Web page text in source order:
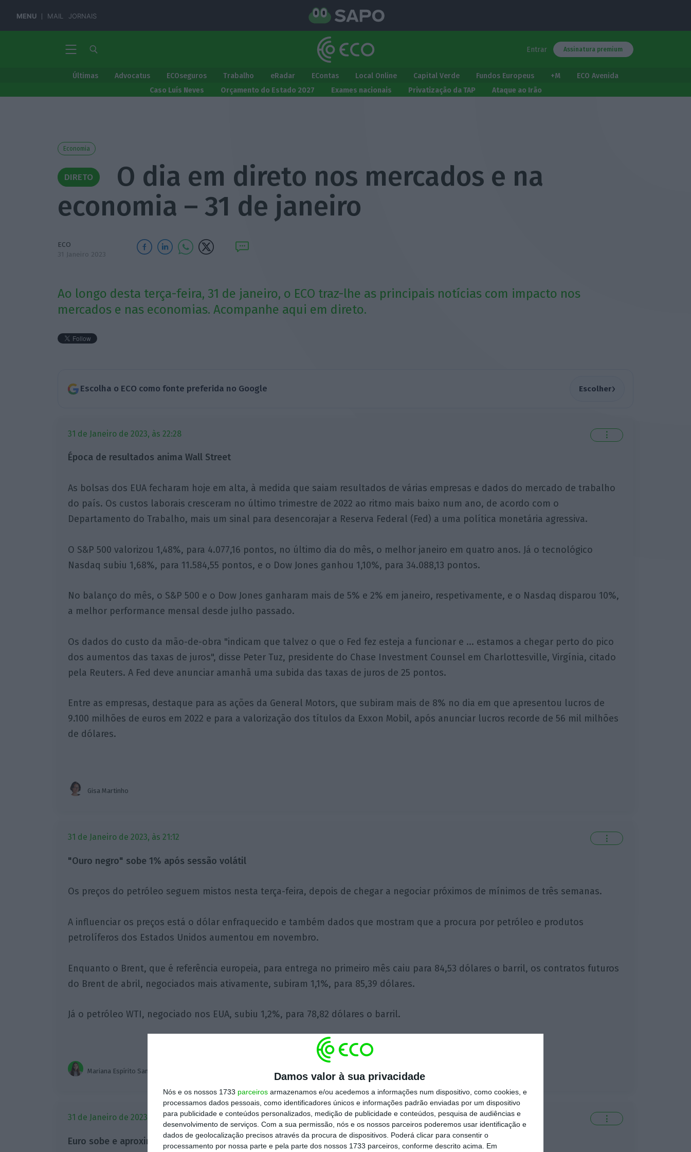
Damos valor à sua privacidade
Nós e os nossos 1733 parceiros armazenamos e/ou acedemos a informações num dispositivo, como cookies, e
processamos dados pessoais, como identificadores únicos e informações padrão enviadas por um dispositivo
para publicidade e conteúdos personalizados, medição de publicidade e conteúdos, pesquisa de audiências e
desenvolvimento de serviços. Com a sua permissão, nós e os nossos parceiros poderemos usar identificação e
dados de geolocalização precisos através da procura de dispositivos. Poderá clicar para consentir o
processamento por nossa parte e pela parte dos nossos 1733 parceiros, conforme descrito acima. Em
MENU MAIL JORNAIS
Entrar Assinatura premium
Últimas Advocatus ECOseguros Trabalho eRadar EContas Local Online Capital Verde Fundos Europeus +M
ECO Avenida
Caso Luís Neves
Orçamento do Estado 2027 Exames nacionais Privatização da TAP Ataque ao Irão
Economia
DIRETO
O dia em direto nos mercados e na
economia – 31 de janeiro
ECO
31 Janeiro 2023
Ao longo desta terça-feira, 31 de janeiro, o ECO traz-lhe as principais notícias com impacto nos
mercados e nas economias. Acompanhe aqui em direto.
Escolha o ECO como fonte preferida no Google Escolher›
31 de Janeiro de 2023, às 22:28 ⋮
Época de resultados anima Wall Street
As bolsas dos EUA fecharam hoje em alta, à medida que saiam resultados de várias empresas e dados do mercado de trabalho
do país. Os custos laborais cresceram no último trimestre de 2022 ao ritmo mais baixo num ano, de acordo com o
Departamento do Trabalho, mais um sinal para desencorajar a Reserva Federal (Fed) a uma política monetária agressiva.
O S&P 500 valorizou 1,48%, para 4.077,16 pontos, no último dia do mês, o melhor janeiro em quatro anos. Já o tecnológico
Nasdaq subiu 1,68%, para 11.584,55 pontos, e o Dow Jones ganhou 1,10%, para 34.088,13 pontos.
No balanço do mês, o S&P 500 e o Dow Jones ganharam mais de 5% e 2% em janeiro, respetivamente, e o Nasdaq disparou 10%,
a melhor performance mensal desde julho passado.
Os dados do custo da mão-de-obra "indicam que talvez o que o Fed fez esteja a funcionar e ... estamos a chegar perto do pico
dos aumentos das taxas de juros", disse Peter Tuz, presidente do Chase Investment Counsel em Charlottesville, Virgínia, citado
pela Reuters. A Fed deve anunciar amanhã uma subida das taxas de juros de 25 pontos.
Entre as empresas, destaque para as ações da General Motors, que subiram mais de 8% no dia em que apresentou lucros de
9.100 milhões de euros em 2022 e para a valorização dos títulos da Exxon Mobil, após anunciar lucros recorde de 56 mil milhões
de dólares.
Gisa Martinho
31 de Janeiro de 2023, às 21:12 ⋮
"Ouro negro" sobe 1% após sessão volátil
Os preços do petróleo seguem mistos ​​nesta terça-feira, depois de chegar a negociar próximos de mínimos de três semanas.
A influenciar os preços está o dólar enfraquecido e também dados que mostram que a procura por petróleo e produtos
petrolíferos dos Estados Unidos aumentou em novembro.
Enquanto o Brent, que é referência europeia, para entrega no primeiro mês caiu para 84,53 dólares o barril, os contratos futuros
do Brent de abril, negociados mais ativamente, subiram 1,1%, para 85,39 dólares.
Já o petróleo WTI, negociado nos EUA, subiu 1,2%, para 78,82 dólares o barril.
Mariana Espírito Santo
31 de Janeiro de 2023, às 19:29 ⋮
Euro sobe e aproxima-se dos 1,09 dólares